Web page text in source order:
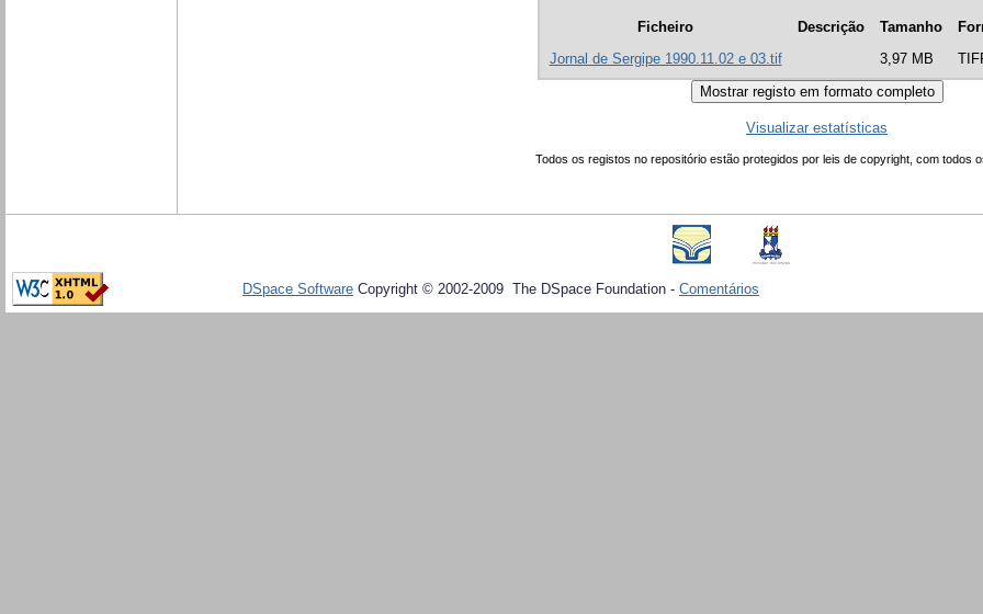
Ficheiro Descrição Tamanho
Jornal de Sergipe 1990.11.02 e 03.tif
3,97 MB
Visualizar estatísticas
Todos os registos no repositório estão protegidos por leis de copyright, com todos
DSpace Software Copyright © 2002-2009 The DSpace Foundation - Comentários